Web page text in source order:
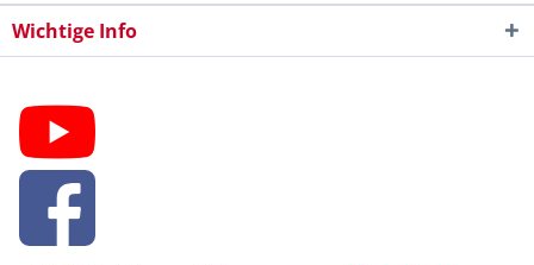
Wichtige Info